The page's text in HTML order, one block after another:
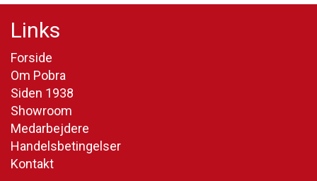
Links
Forside
Om Pobra
Siden 1938
Showroom
Medarbejdere
Handelsbetingelser
Kontakt